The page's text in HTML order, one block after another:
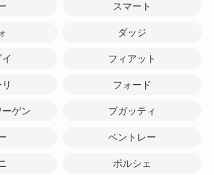
スマート
ダッジ
フィアット
フォード
ゲン ブガッティ
ベントレー
ポルシェ